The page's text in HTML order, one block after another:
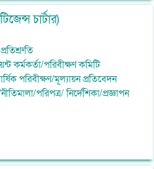
চার্টার)
কর্মকর্তা/পরিবীক্ষণ কমিটি
পরিবীক্ষণ/মূল্যায়ন প্রতিবেদন
পরিপত্র/ নির্দেশিকা/প্রজ্ঞাপন